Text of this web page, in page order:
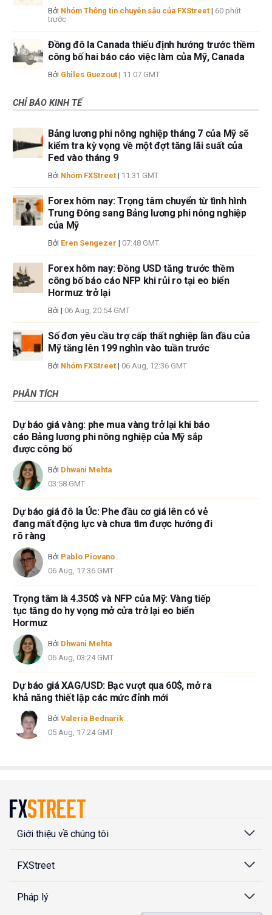
Bởi Nhóm Thông tin chuyên sâu của FXStreet | 60 phút
trước
Đồng đô la Canada thiếu định hướng trước thềm
công bố hai báo cáo việc làm của Mỹ, Canada
Bởi Ghiles Guezout | 11:07 GMT
CHỈ BÁO KINH TẾ
Bảng lương phi nông nghiệp tháng 7 của Mỹ sẽ
kiểm tra kỳ vọng về một đợt tăng lãi suất của
Fed vào tháng 9
Bởi Nhóm FXStreet | 11:31 GMT
Forex hôm nay: Trọng tâm chuyển từ tình hình
Trung Đông sang Bảng lương phi nông nghiệp
của Mỹ
Bởi Eren Sengezer | 07:48 GMT
Forex hôm nay: Đồng USD tăng trước thềm
công bố báo cáo NFP khi rủi ro tại eo biển
Hormuz trở lại
Bởi | 06 Aug, 20:54 GMT
Số đơn yêu cầu trợ cấp thất nghiệp lần đầu của
Mỹ tăng lên 199 nghìn vào tuần trước
Bởi Nhóm FXStreet | 06 Aug, 12:36 GMT
PHÂN TÍCH
Dự báo giá vàng: phe mua vàng trở lại khi báo
cáo Bảng lương phi nông nghiệp của Mỹ sắp
được công bố
Bởi Dhwani Mehta
03:58 GMT
Dự báo giá đô la Úc: Phe đầu cơ giá lên có vẻ
đang mất động lực và chưa tìm được hướng đi
rõ ràng
Bởi Pablo Piovano
06 Aug, 17:36 GMT
Trọng tâm là 4.350$ và NFP của Mỹ: Vàng tiếp
tục tăng do hy vọng mở cửa trở lại eo biển
Hormuz
Bởi Dhwani Mehta
06 Aug, 03:24 GMT
Dự báo giá XAG/USD: Bạc vượt qua 60$, mở ra
khả năng thiết lập các mức đỉnh mới
Bởi Valeria Bednarik
05 Aug, 17:24 GMT
Giới thiệu về chúng tôi
FXStreet
Pháp lý